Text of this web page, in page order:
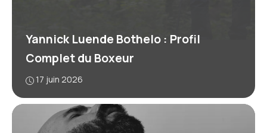
Yannick Luende Bothelo : Profil
Complet du Boxeur
17 juin 2026